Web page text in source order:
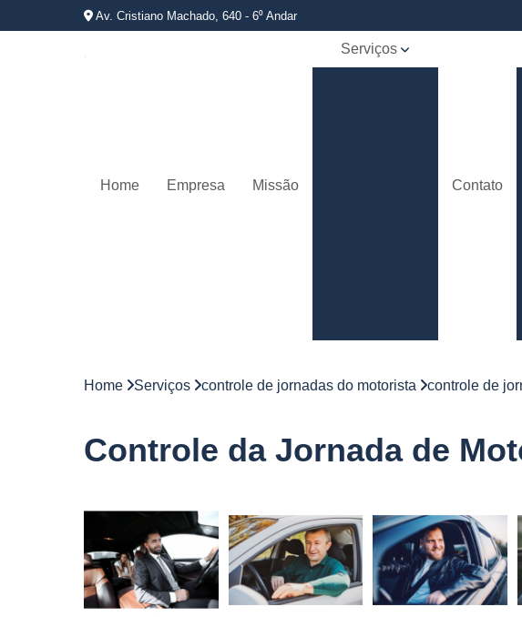
Av. Cristiano Machado, 640 - 6⁰ Andar
Home Empresa Missão
Serviços
Monitoramento
de frotas
Rastreador
carro
Rastreadores
automotivos
Contato
Home Serviços controle de jornadas do motorista controle de
Controle da Jornada de